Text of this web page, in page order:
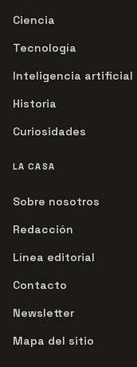
Ciencia
Tecnología
Inteligencia artificial
Historia
Curiosidades
LA CASA
Sobre nosotros
Redacción
Línea editorial
Contacto
Newsletter
Mapa del sitio